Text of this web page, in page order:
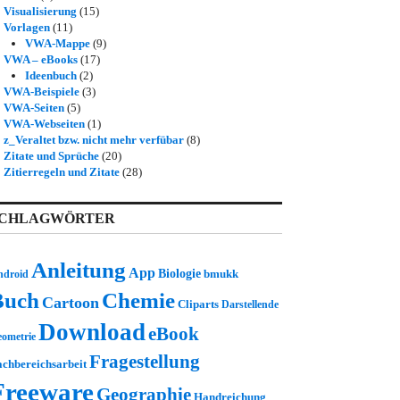
Visualisierung (15)
Vorlagen (11)
VWA-Mappe (9)
VWA – eBooks (17)
Ideenbuch (2)
VWA-Beispiele (3)
VWA-Seiten (5)
VWA-Webseiten (1)
z_Veraltet bzw. nicht mehr verfübar (8)
Zitate und Sprüche (20)
Zitierregeln und Zitate (28)
Anleitung AppBiologie bmukk
Cartoon Chemie Cliparts Darstellende
DownloadeBook
Fragestellung
Geographie Handreichung